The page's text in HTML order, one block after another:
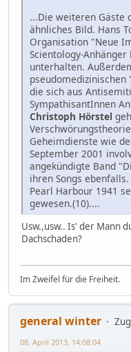
...Die weiteren Gäste
ähnliches Bild. Hans
Organisation "Neue
Scientology-Anhänger
unterhalten.
pseudomedizinischen
die sich aus
SympathisantInnen
Christoph Hörstel
Geheimdienste wie
September 2001
angekündigte Band
ihren Songs
Pearl Harbour 1941
gewesen.(10)....
Usw.,usw.. Is' der Mann
Dachschaden?
Im Zweifel für die Freiheit.
general winter
08. April 2013, 14:08:04